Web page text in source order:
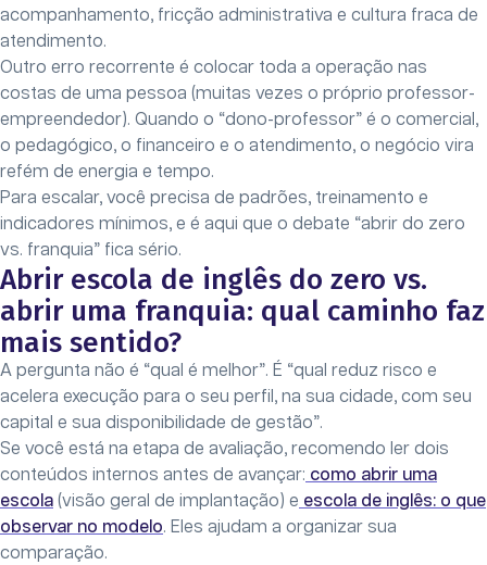
acompanhamento, fricção administrativa e cultura fraca de
atendimento.
Outro erro recorrente é colocar toda a operação nas
costas de uma pessoa (muitas vezes o próprio professor-
empreendedor). Quando o “dono-professor” é o comercial,
o pedagógico, o financeiro e o atendimento, o negócio vira
refém de energia e tempo.
Para escalar, você precisa de padrões, treinamento e
indicadores mínimos, e é aqui que o debate “abrir do zero
vs. franquia” fica sério.
Abrir escola de inglês do zero vs.
abrir uma franquia: qual caminho faz
mais sentido?
A pergunta não é “qual é melhor”. É “qual reduz risco e
acelera execução para o seu perfil, na sua cidade, com seu
capital e sua disponibilidade de gestão”.
Se você está na etapa de avaliação, recomendo ler dois
conteúdos internos antes de avançar: como abrir uma
escola (visão geral de implantação) e escola de inglês: o que
observar no modelo. Eles ajudam a organizar sua
comparação.